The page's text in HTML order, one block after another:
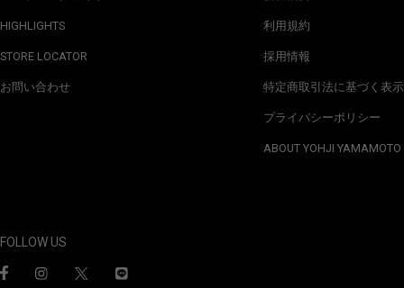
HIGHLIGHTS
STORE LOCATOR
お問い合わせ
利用規約
採用情報
特定商取引法に基づく表示
プライバシーポリシー
ABOUT YOHJI YAMAMOTO
FOLLOW US